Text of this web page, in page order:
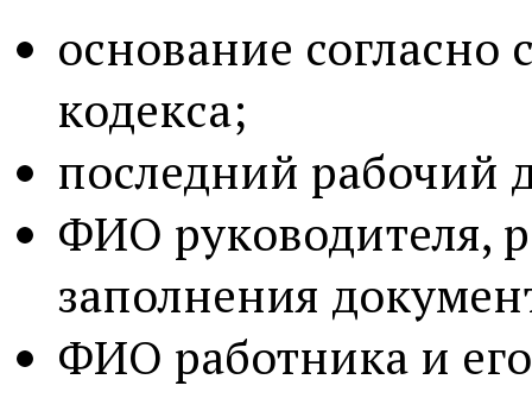
основание согласно
кодекса;
последний рабочий
ФИО руководителя,
заполнения
ФИО работника и